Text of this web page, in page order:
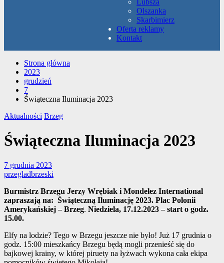
Lubsza
Olszanka
Skarbimierz
Oferta reklamy
Kontakt
Strona główna
2023
grudzień
7
Świąteczna Iluminacja 2023
Aktualności Brzeg
Świąteczna Iluminacja 2023
7 grudnia 2023
przegladbrzeski
Burmistrz Brzegu Jerzy Wrębiak i Mondelez International
zapraszają na: Świąteczną Iluminację 2023. Plac Polonii
Amerykańskiej – Brzeg. Niedziela, 17.12.2023 – start o godz.
15.00.
Elfy na lodzie? Tego w Brzegu jeszcze nie było! Już 17 grudnia o
godz. 15:00 mieszkańcy Brzegu będą mogli przenieść się do
bajkowej krainy, w której piruety na łyżwach wykona cała ekipa